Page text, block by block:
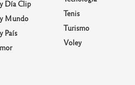
Día Clip
Mundo
País
Tenis
Turismo
Voley